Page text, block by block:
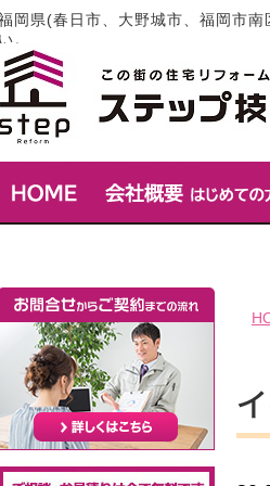
岡県(春日市、大野城市、福岡市
い。